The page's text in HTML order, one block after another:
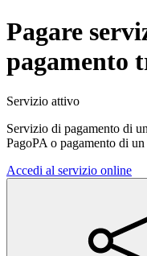
Pagare
pagamento
Servizio attivo
Servizio di pagamento di
PagoPA o pagamento di
Accedi al servizio online